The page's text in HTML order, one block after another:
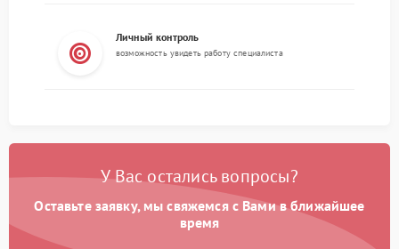
Личный контроль
возможность увидеть работу специалиста
У Вас остались вопросы?
Оставьте заявку, мы свяжемся с Вами в ближайшее
время